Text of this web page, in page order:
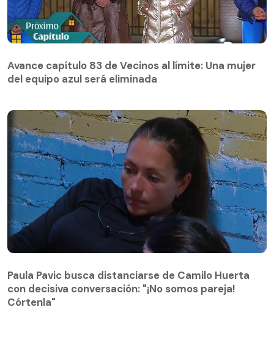
del equipo azul será eliminada
Avance capítulo 83 de Vecinos al límite: Una mujer
del equipo azul será eliminada
con decisiva conversación: "¡No somos pareja!
Córtenla"
Paula Pavic busca distanciarse de Camilo Huerta
con decisiva conversación: "¡No somos pareja!
Córtenla"